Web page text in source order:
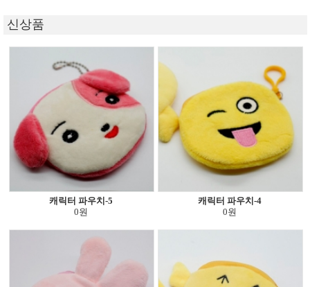
신상품
캐릭터 파우치-5
0원
캐릭터 파우치-4
0원